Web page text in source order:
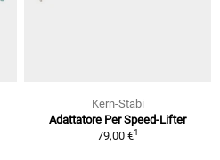
Kern-Stabi
Adattatore Per Speed-Lifter
79,00 €1